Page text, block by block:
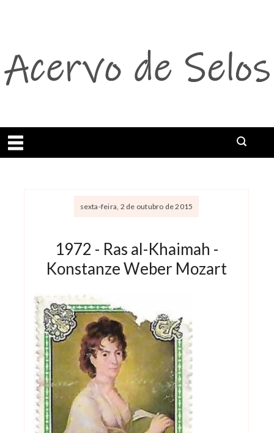
Abrir menu
sexta-feira, 2 de outubro de 2015
1972 - Ras al-Khaimah -
Konstanze Weber Mozart